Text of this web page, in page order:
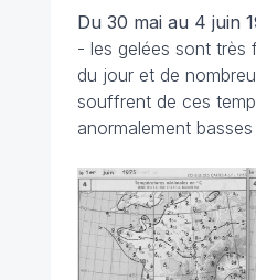
Du 30 mai au 4 juin
- les gelées sont très
du jour et de
souffrent de ces
anormalement